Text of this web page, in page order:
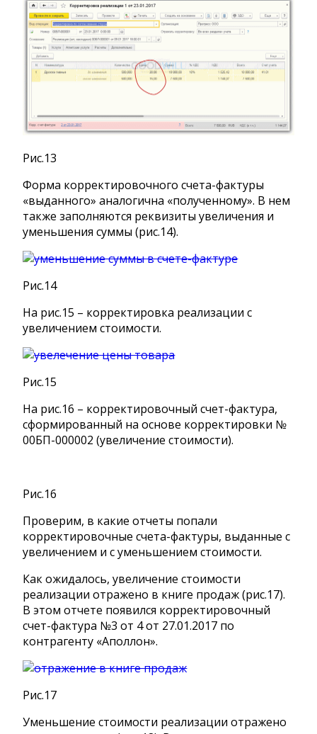
Рис.13
Форма корректировочного счета-фактуры
«выданного» аналогична «полученному». В нем
также заполняются реквизиты увеличения и
уменьшения суммы (рис.14).
Рис.14
На рис.15 – корректировка реализации с
увеличением стоимости.
Рис.15
На рис.16 – корректировочный счет-фактура,
сформированный на основе корректировки №
00БП-000002 (увеличение стоимости).
Рис.16
Проверим, в какие отчеты попали
корректировочные счета-фактуры, выданные с
увеличением и с уменьшением стоимости.
Как ожидалось, увеличение стоимости
реализации отражено в книге продаж (рис.17).
В этом отчете появился корректировочный
счет-фактура №3 от 4 от 27.01.2017 по
контрагенту «Аполлон».
Рис.17
Уменьшение стоимости реализации отражено